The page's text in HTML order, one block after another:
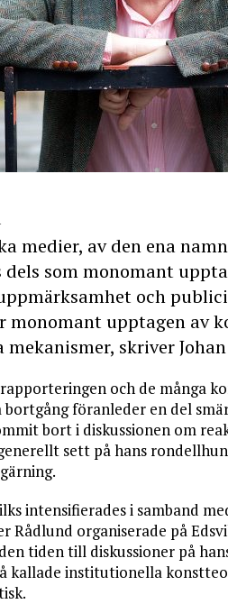
medier, av den ena
som monomant
och
monomant upptagen av
skriver
och de många
bortgång föranleder en del
bort i diskussionen om
sett på hans
intensifierades i samband
Rådlund organiserade på
tiden till diskussioner på
kallade institutionella